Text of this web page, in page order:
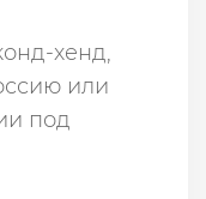
хенд,
или
под